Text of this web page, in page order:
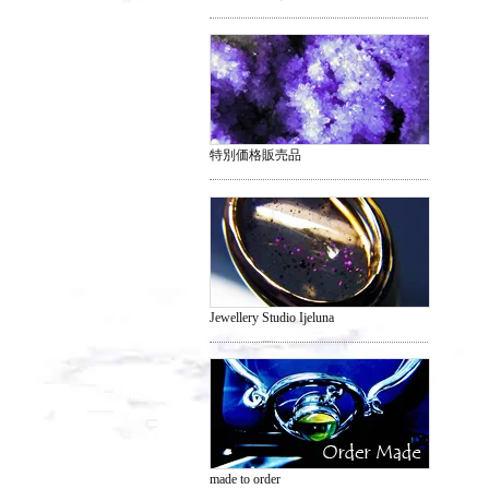
特別価格販売品
Jewellery Studio Ijeluna
made to order